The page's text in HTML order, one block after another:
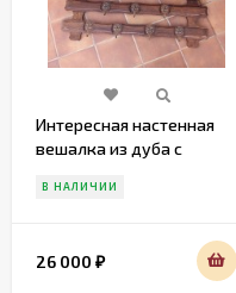
Интересная настенная
вешалка из дуба с
В НАЛИЧИИ
26 000 ₽